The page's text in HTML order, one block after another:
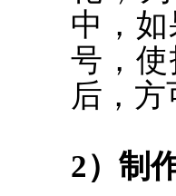
中，
号，
后，
2）制